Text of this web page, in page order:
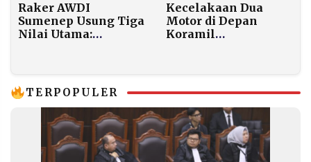
Raker AWDI
Sumenep Usung Tiga
Nilai Utama:
Kecelakaan Dua
Motor di Depan
Koramil
TERPOPULER